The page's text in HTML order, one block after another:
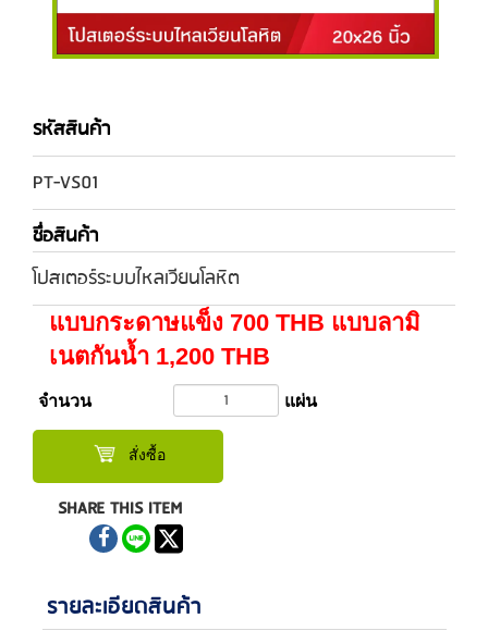
รหัสสินค้า
PT-VS01
ชื่อสินค้า
โปสเตอร์ระบบไหลเวียนโลหิต
แบบกระดาษแข็ง 700 THB แบบลามิ
เนตกันน้ำ 1,200 THB
จำนวน แผ่น
สั่งซื้อ
SHARE THIS ITEM
รายละเอียดสินค้า